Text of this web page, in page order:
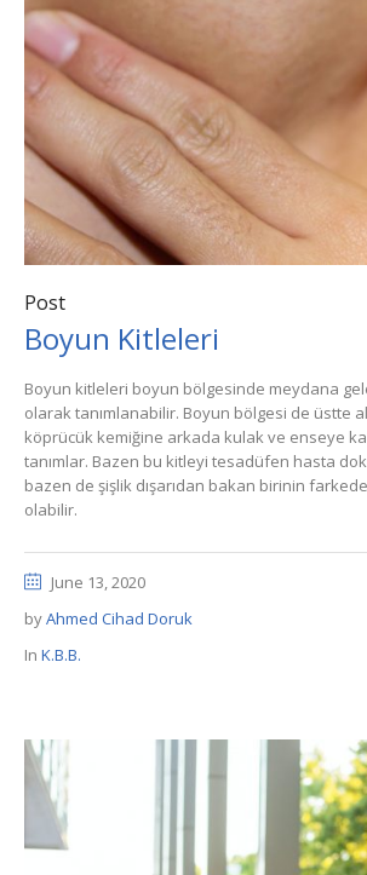
Post
Boyun Kitleleri
Boyun kitleleri boyun bölgesinde meydana
olarak tanımlanabilir. Boyun bölgesi de üstte
köprücük kemiğine arkada kulak ve enseye
tanımlar. Bazen bu kitleyi tesadüfen hasta
bazen de şişlik dışarıdan bakan birinin
olabilir.
June 13, 2020
byAhmed Cihad Doruk
In K.B.B.